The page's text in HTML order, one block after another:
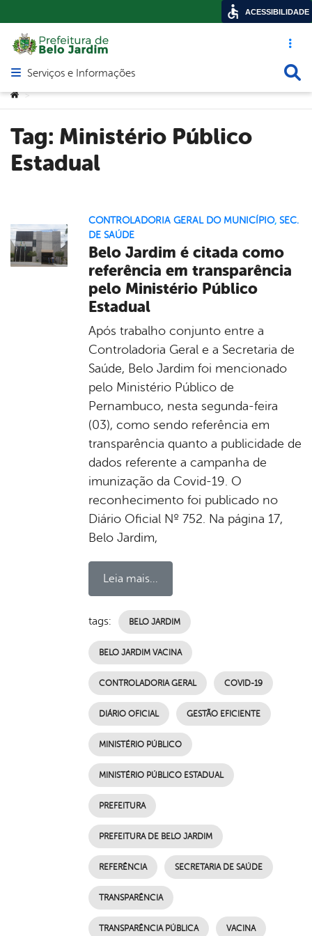
Acesso
Abrir menu principal de navegação
Serviços e Informações
Você está aqui:
>
Tag: Ministério Público
Estadual
CONTROLADORIA GERAL DO MUNICÍPIO, SEC.
DE SAÚDE
Belo Jardim é citada como
referência em transparência
pelo Ministério Público
Estadual
Após trabalho conjunto entre a
Controladoria Geral e a Secretaria de
Saúde, Belo Jardim foi mencionado
pelo Ministério Público de
Pernambuco, nesta segunda-feira
(03), como sendo referência em
transparência quanto a publicidade de
dados referente a campanha de
imunização da Covid-19. O
reconhecimento foi publicado no
Diário Oficial Nº 752. Na página 17,
Belo Jardim,
Leia mais...
tags: BELO JARDIM
BELO JARDIM VACINA
CONTROLADORIA GERAL COVID-19
DIÁRIO OFICIAL GESTÃO EFICIENTE
MINISTÉRIO PÚBLICO
MINISTÉRIO PÚBLICO ESTADUAL
PREFEITURA
PREFEITURA DE BELO JARDIM
REFERÊNCIA SECRETARIA DE SAÚDE
TRANSPARÊNCIA
TRANSPARÊNCIA PÚBLICA VACINA
ACESSIBILIDADE